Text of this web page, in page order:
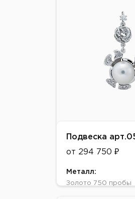
Подвеска
от 294 750 ₽
Металл:
Золото 750 пробы